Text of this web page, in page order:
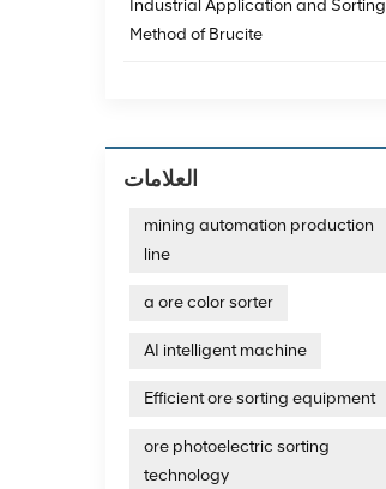
Industrial Application and Sorting
Method of Brucite
العلامات
mining automation production
line
a ore color sorter
AI intelligent machine
Efficient ore sorting equipment
ore photoelectric sorting
technology